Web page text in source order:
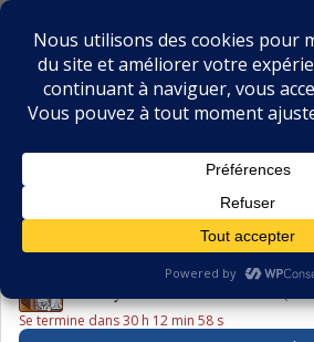
LE BLOG DU BIBLIOPHILE, DES
LE LIVRE DU JOUR
Se termine dans 30 h 12 min 57 s